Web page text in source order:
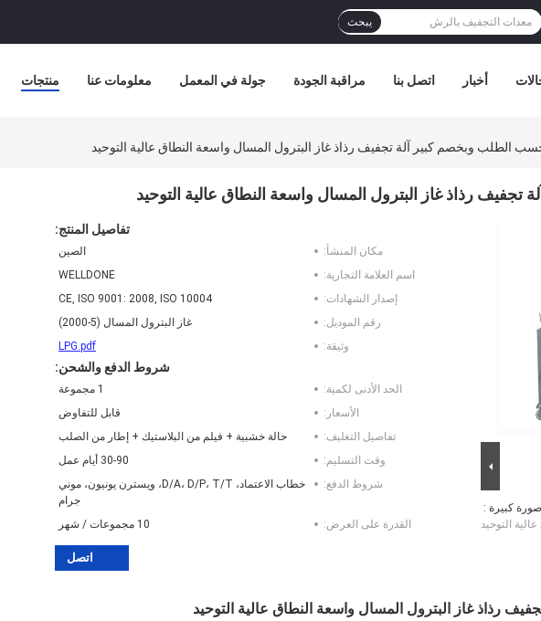
يبحث
منتجات معلومات عنا جولة في المعمل مراقبة الجودة اتصل بنا أخبار
الطلب وبخصم كبير آلة تجفيف رذاذ غاز البترول المسال واسعة النطاق عالية التوحيد
رذاذ غاز البترول المسال واسعة النطاق عالية التوحيد
صورة كبيرة :
التوحيد
تفاصيل المنتج:
مكان المنشأ:
الصين
اسم العلامة التجارية:
WELLDONE
إصدار الشهادات:
CE, ISO 9001: 2008, ISO 10004
رقم الموديل:
غاز البترول المسال (5-2000)
وثيقة:
LPG.pdf
شروط الدفع والشحن:
الحد الأدنى لكمية:
1 مجموعة
الأسعار:
قابل للتفاوض
تفاصيل التغليف:
حالة خشبية + فيلم من البلاستيك + إطار من الصلب
وقت التسليم:
30-90 أيام عمل
شروط الدفع:
خطاب الاعتماد، D/A، D/P، T/T، ويسترن يونيون، موني
جرام
القدرة على العرض:
10 مجموعات / شهر
اتصل
رذاذ غاز البترول المسال واسعة النطاق عالية التوحيد